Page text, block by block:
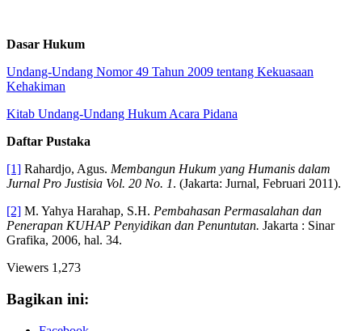
Dasar Hukum
Undang-Undang Nomor 49 Tahun 2009 tentang Kekuasaan
Kehakiman
Kitab Undang-Undang Hukum Acara Pidana
Daftar Pustaka
[1] Rahardjo, Agus. Membangun Hukum yang Humanis dalam
Jurnal Pro Justisia Vol. 20 No. 1. (Jakarta: Jurnal, Februari 2011).
[2] M. Yahya Harahap, S.H. Pembahasan Permasalahan dan
Penerapan KUHAP Penyidikan dan Penuntutan. Jakarta : Sinar
Grafika, 2006, hal. 34.
Viewers 1,273
Bagikan ini: